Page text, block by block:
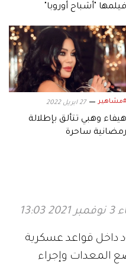
فيلمها "أشباح أوروبا"
#مشاهير 27 ابريل 2022
هيفاء وهبي تتألق بإطلالة
رمضانية ساحرة
13:03
داخل قواعد عسكرية
المعدات وإجراء